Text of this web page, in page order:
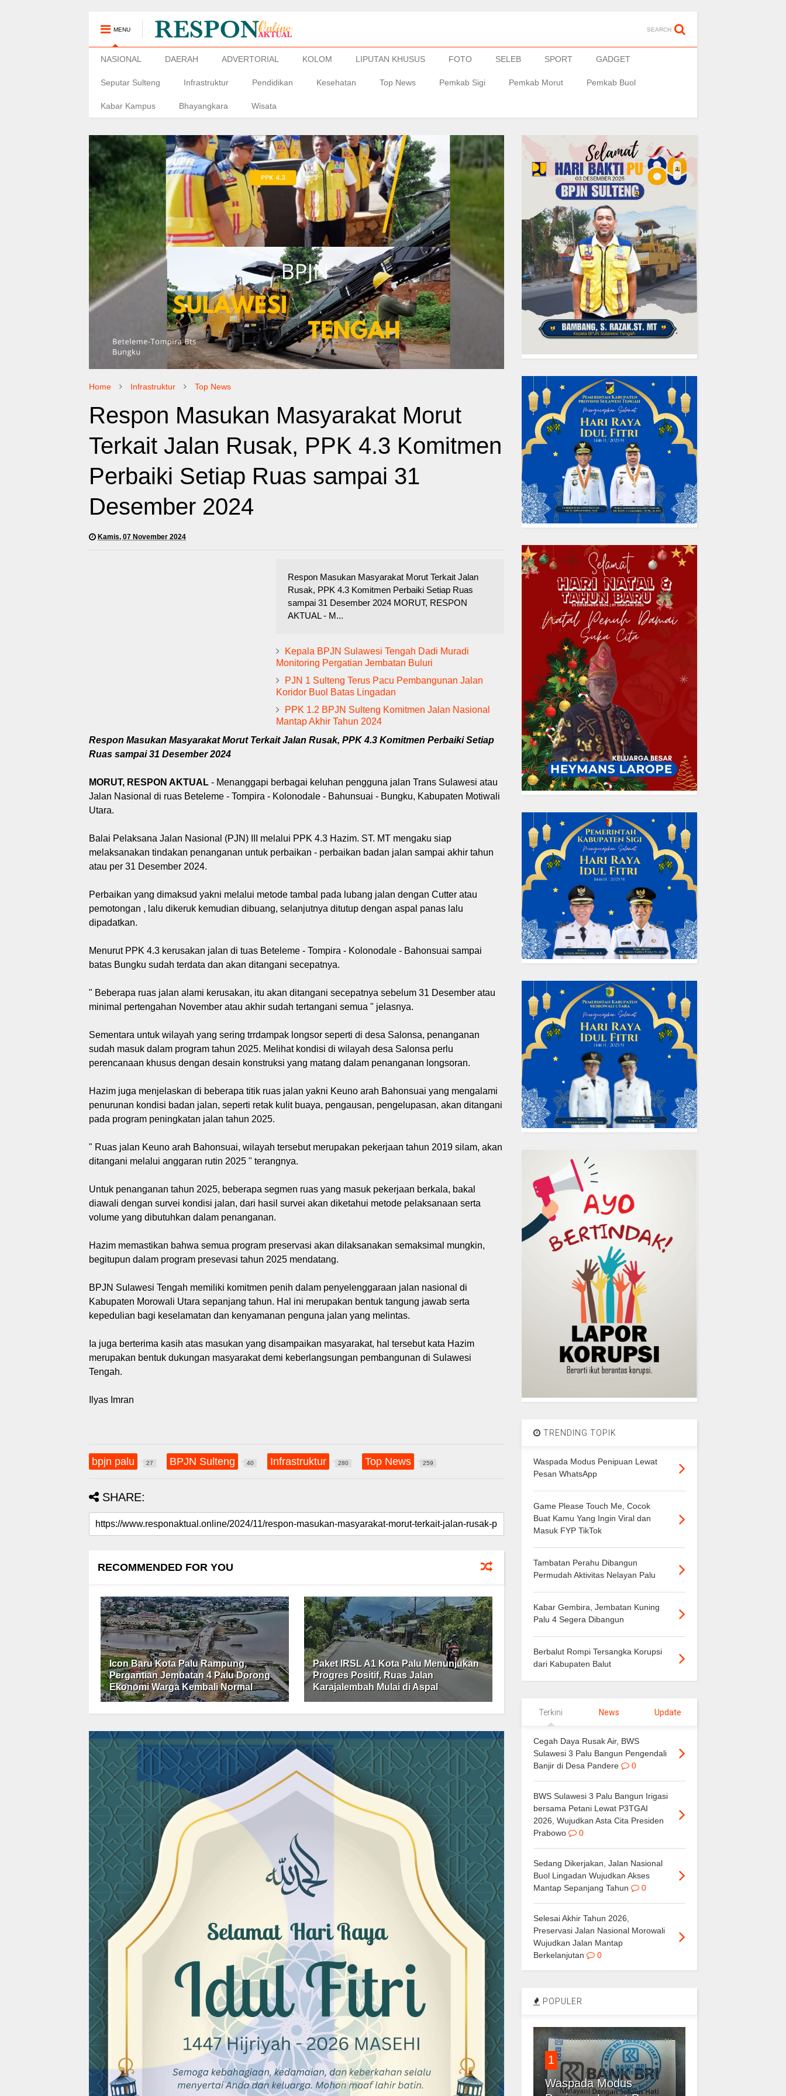
MENU SEARCH
NASIONAL DAERAH ADVERTORIAL KOLOM LIPUTAN KHUSUS FOTO SELEB SPORT GADGET
Seputar Sulteng Infrastruktur Pendidikan Kesehatan Top News Pemkab Sigi Pemkab Morut Pemkab Buol
Kabar Kampus Bhayangkara Wisata
Home Infrastruktur Top News
Respon Masukan Masyarakat Morut
Terkait Jalan Rusak, PPK 4.3 Komitmen
Perbaiki Setiap Ruas sampai 31
Desember 2024
Kamis, 07 November 2024
Respon Masukan Masyarakat Morut Terkait Jalan
Rusak, PPK 4.3 Komitmen Perbaiki Setiap Ruas
sampai 31 Desember 2024 MORUT, RESPON
AKTUAL - M...
Kepala BPJN Sulawesi Tengah Dadi Muradi
Monitoring Pergatian Jembatan Buluri
PJN 1 Sulteng Terus Pacu Pembangunan Jalan
Koridor Buol Batas Lingadan
PPK 1.2 BPJN Sulteng Komitmen Jalan Nasional
Mantap Akhir Tahun 2024
Respon Masukan Masyarakat Morut Terkait Jalan Rusak, PPK 4.3 Komitmen Perbaiki Setiap
Ruas sampai 31 Desember 2024
MORUT, RESPON AKTUAL - Menanggapi berbagai keluhan pengguna jalan Trans Sulawesi atau
Jalan Nasional di ruas Beteleme - Tompira - Kolonodale - Bahunsuai - Bungku, Kabupaten Motiwali
Utara.
Balai Pelaksana Jalan Nasional (PJN) III melalui PPK 4.3 Hazim. ST. MT mengaku siap
melaksanakan tindakan penanganan untuk perbaikan - perbaikan badan jalan sampai akhir tahun
atau per 31 Desember 2024.
Perbaikan yang dimaksud yakni melalui metode tambal pada lubang jalan dengan Cutter atau
pemotongan , lalu dikeruk kemudian dibuang, selanjutnya ditutup dengan aspal panas lalu
dipadatkan.
Menurut PPK 4.3 kerusakan jalan di tuas Beteleme - Tompira - Kolonodale - Bahonsuai sampai
batas Bungku sudah terdata dan akan ditangani secepatnya.
" Beberapa ruas jalan alami kerusakan, itu akan ditangani secepatnya sebelum 31 Desember atau
minimal pertengahan November atau akhir sudah tertangani semua " jelasnya.
Sementara untuk wilayah yang sering trrdampak longsor seperti di desa Salonsa, penanganan
sudah masuk dalam program tahun 2025. Melihat kondisi di wilayah desa Salonsa perlu
perencanaan khusus dengan desain konstruksi yang matang dalam penanganan longsoran.
Hazim juga menjelaskan di beberapa titik ruas jalan yakni Keuno arah Bahonsuai yang mengalami
penurunan kondisi badan jalan, seperti retak kulit buaya, pengausan, pengelupasan, akan ditangani
pada program peningkatan jalan tahun 2025.
" Ruas jalan Keuno arah Bahonsuai, wilayah tersebut merupakan pekerjaan tahun 2019 silam, akan
ditangani melalui anggaran rutin 2025 " terangnya.
Untuk penanganan tahun 2025, beberapa segmen ruas yang masuk pekerjaan berkala, bakal
diawali dengan survei kondisi jalan, dari hasil survei akan diketahui metode pelaksanaan serta
volume yang dibutuhkan dalam penanganan.
Hazim memastikan bahwa semua program preservasi akan dilaksanakan semaksimal mungkin,
begitupun dalam program presevasi tahun 2025 mendatang.
BPJN Sulawesi Tengah memiliki komitmen penih dalam penyelenggaraan jalan nasional di
Kabupaten Morowali Utara sepanjang tahun. Hal ini merupakan bentuk tangung jawab serta
kepedulian bagi keselamatan dan kenyamanan penguna jalan yang melintas.
Ia juga berterima kasih atas masukan yang disampaikan masyarakat, hal tersebut kata Hazim
merupakan bentuk dukungan masyarakat demi keberlangsungan pembangunan di Sulawesi
Tengah.
Ilyas Imran
bpjn palu 27 BPJN Sulteng 40 Infrastruktur 280 Top News 259
SHARE:
RECOMMENDED FOR YOU
Icon Baru Kota Palu Rampung,
Pergantian Jembatan 4 Palu Dorong
Ekonomi Warga Kembali Normal
Paket IRSL A1 Kota Palu Menunjukan
Progres Positif, Ruas Jalan
Karajalembah Mulai di Aspal
TRENDING TOPIK
Waspada Modus Penipuan Lewat
Pesan WhatsApp
Game Please Touch Me, Cocok
Buat Kamu Yang Ingin Viral dan
Masuk FYP TikTok
Tambatan Perahu Dibangun
Permudah Aktivitas Nelayan Palu
Kabar Gembira, Jembatan Kuning
Palu 4 Segera Dibangun
Berbalut Rompi Tersangka Korupsi
dari Kabupaten Balut
Terkini News Update
Cegah Daya Rusak Air, BWS
Sulawesi 3 Palu Bangun Pengendali
Banjir di Desa Pandere
0
BWS Sulawesi 3 Palu Bangun Irigasi
bersama Petani Lewat P3TGAI
2026, Wujudkan Asta Cita Presiden
Prabowo
0
Sedang Dikerjakan, Jalan Nasional
Buol Lingadan Wujudkan Akses
Mantap Sepanjang Tahun
0
Selesai Akhir Tahun 2026,
Preservasi Jalan Nasional Morowali
Wujudkan Jalan Mantap
Berkelanjutan
0
POPULER
1
Waspada Modus